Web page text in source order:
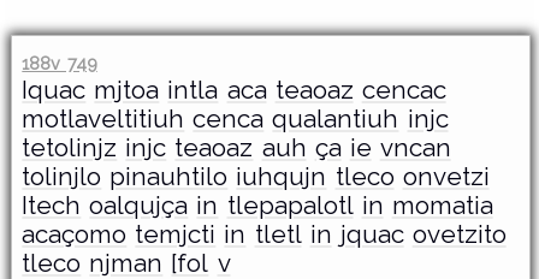
188v 749
Iquac mjtoa intla aca teaoaz cencac
motlaveltitiuh cenca qualantiuh injc
tetolinjz injc teaoaz auh ça ie vncan
tolinjlo pinauhtilo iuhqujn tleco onvetzi
Itech oalqujça in tlepapalotl in momatia
acaçomo temjcti in tletl in jquac ovetzito
tleco njman [fol v